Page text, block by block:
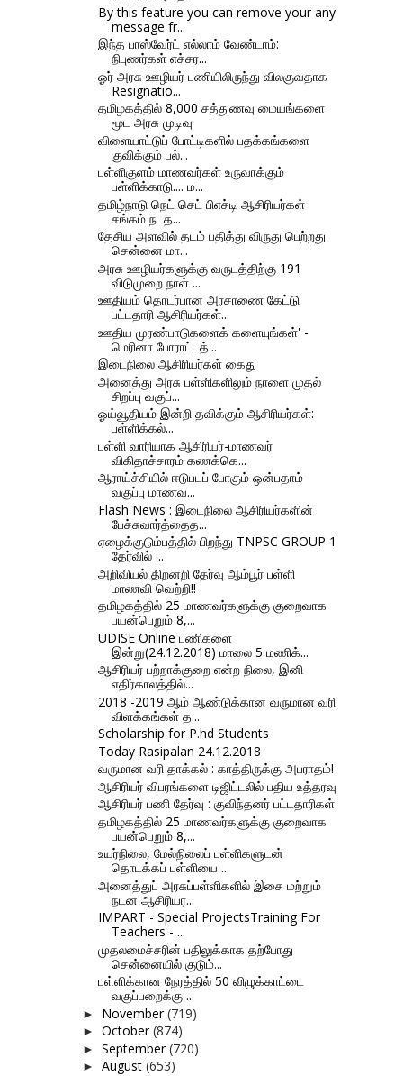
By this feature you can remove your any
message fr...
இந்த பாஸ்வேர்ட் எல்லாம் வேண்டாம்:
நிபுணர்கள் எச்சர...
ஓர் அரசு ஊழியர் பணியிலிருந்து விலகுவதாக
Resignatio...
தமிழகத்தில் 8,000 சத்துணவு மையங்களை
மூட அரசு முடிவு
விளையாட்டுப் போட்டிகளில் பதக்கங்களை
குவிக்கும் பல்...
பள்ளிகுளம் மாணவர்கள் உருவாக்கும்
பள்ளிக்காடு.... ம...
தமிழ்நாடு நெட் செட் பிஎச்டி ஆசிரியர்கள்
சங்கம் நடத...
தேசிய அளவில் தடம் பதித்து விருது பெற்றது
சென்னை மா...
அரசு ஊழியர்களுக்கு வருடத்திற்கு 191
விடுமுறை நாள் ...
ஊதியம் தொடர்பான அரசாணை கேட்டு
பட்டதாரி ஆசிரியர்கள்...
ஊதிய முரண்பாடுகளைக் களையுங்கள்' -
மெரினா போராட்டத்...
இடைநிலை ஆசிரியர்கள் கைது
அனைத்து அரசு பள்ளிகளிலும் நாளை முதல்
சிறப்பு வகுப்...
ஓய்வூதியம் இன்றி தவிக்கும் ஆசிரியர்கள்:
பள்ளிக்கல்...
பள்ளி வாரியாக ஆசிரியர்-மாணவர்
விகிதாச்சாரம் கணக்கெ...
ஆராய்ச்சியில் ஈடுபடப் போகும் ஒன்பதாம்
வகுப்பு மாணவ...
Flash News : இடைநிலை ஆசிரியர்களின்
பேச்சுவார்த்தைத...
ஏழைக்குடும்பத்தில் பிறந்து TNPSC GROUP 1
தேர்வில் ...
அறிவியல் திறனறி தேர்வு ஆம்பூர் பள்ளி
மாணவி வெற்றி!!
தமிழகத்தில் 25 மாணவர்களுக்கு குறைவாக
பயன்பெறும் 8,...
UDISE Online பணிகளை
இன்று(24.12.2018) மாலை 5 மணிக்...
ஆசிரியர் பற்றாக்குறை என்ற நிலை, இனி
எதிர்காலத்தில்...
2018 -2019 ஆம் ஆண்டுக்கான வருமான வரி
விளக்கங்கள் த...
Scholarship for P.hd Students
Today Rasipalan 24.12.2018
வருமான வரி தாக்கல் : காத்திருக்கு அபராதம்!
ஆசிரியர் விபரங்களை டிஜிட்டலில் பதிய உத்தரவு
ஆசிரியர் பணி தேர்வு : குவிந்தனர் பட்டதாரிகள்
தமிழகத்தில் 25 மாணவர்களுக்கு குறைவாக
பயன்பெறும் 8,...
உயர்நிலை, மேல்நிலைப் பள்ளிகளுடன்
தொடக்கப் பள்ளியை ...
அனைத்துப் அரசுப்பள்ளிகளில் இசை மற்றும்
நடன ஆசிரியர...
IMPART - Special ProjectsTraining For
Teachers - ...
முதலமைச்சரின் பதிலுக்காக தற்போது
சென்னையில் குடும்...
பள்ளிக்கான நேரத்தில் 50 விழுக்காட்டை
வகுப்பறைக்கு ...
► November(719)
► October(874)
► September(720)
► August (653)